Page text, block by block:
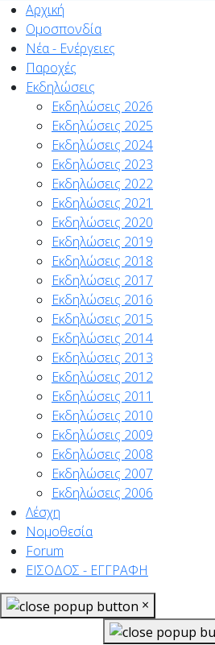
Αρχική
Ομοσπονδία
Νέα - Ενέργειες
Παροχές
Εκδηλώσεις
Εκδηλώσεις 2026
Εκδηλώσεις 2025
Εκδηλώσεις 2024
Εκδηλώσεις 2023
Εκδηλώσεις 2022
Εκδηλώσεις 2021
Εκδηλώσεις 2020
Εκδηλώσεις 2019
Εκδηλώσεις 2018
Εκδηλώσεις 2017
Εκδηλώσεις 2016
Εκδηλώσεις 2015
Εκδηλώσεις 2014
Εκδηλώσεις 2013
Εκδηλώσεις 2012
Εκδηλώσεις 2011
Εκδηλώσεις 2010
Εκδηλώσεις 2009
Εκδηλώσεις 2008
Εκδηλώσεις 2007
Εκδηλώσεις 2006
Λέσχη
Νομοθεσία
Forum
ΕΙΣΟΔΟΣ - ΕΓΓΡΑΦΗ
×